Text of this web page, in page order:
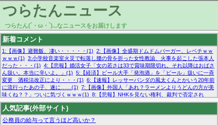
つらたんニュース
つらたん(´・ω・`)...なニュースをお届けします
新着コメント
1:【画像】避難飯、凄い・・・・・(1) 2:【画像】全盛期ドムドムバーガー、レベチｗｗ
ｗｗｗ(1) 3:小学校音楽室火災で転落し腰の骨を折った女性教諭、火事を起こした張本人
だった・・・(1) 4:【悲報】婚活女子「女の若さは33で賞味期限切れ。それ以降はおばさ
ん扱い。本当に辛いよ。」(1) 5:【経済】ビール大手「発泡酒」を「ビール」扱いに一斉
変更 酒税法改正により・・・(1) 6:【速報】レッサーパンダの風太くんとかいう20年前
に流行ったあの子、遂に……(1) 7:【画像】外国人「あれ？ラーメンよりうどんの方が美
味くね？？」ついに気づくｗｗｗ(1) 8:【悲報】NHKを見ない権利、裁判で否定され
る・・・(1) 9:欧州委員長「原発縮小は間違いでした」(1) 10:【悲報】日本企業の人手不
足、限界突破 52%「正社員も足りてません…」(1)
人気記事(外部サイト)
公務員の給与って言うほど高いか？